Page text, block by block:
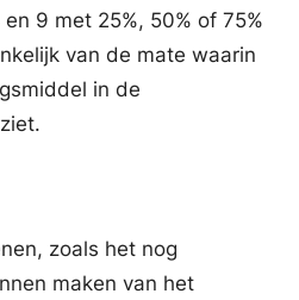
9 met 25%, 50% of 75%
van de mate waarin
in de
zoals het nog
maken van het